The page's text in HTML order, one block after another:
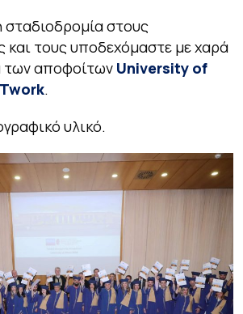
σταδιοδρομία στους
και τους υποδεχόμαστε με χαρά
των αποφοίτων University of
.
υλικό.